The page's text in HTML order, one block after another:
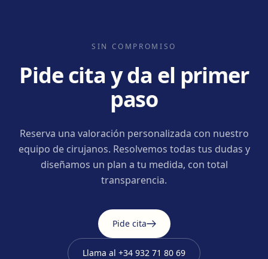
SIN COMPROMISO
Pide cita y da el primer
paso
Reserva una valoración personalizada con nuestro
equipo de cirujanos. Resolvemos todas tus dudas y
diseñamos un plan a tu medida, con total
transparencia.
Pide cita
Llama al +34 932 71 80 69